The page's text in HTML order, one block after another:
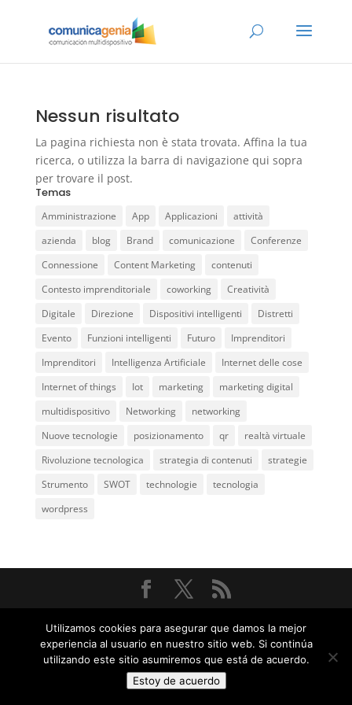
Nessun risultato
La pagina richiesta non è stata trovata. Affina la tua
ricerca, o utilizza la barra di navigazione qui sopra
per trovare il post.
Temas
Amministrazione App Applicazioni
attività
azienda
blog Brand comunicazione
Conferenze
Connessione
Content Marketing
contenuti
Contesto imprenditoriale
coworking
Creatività
Digitale
Direzione Dispositivi intelligenti
Distretti
Evento
Funzioni intelligenti Futuro
Imprenditori
Imprenditori
Intelligenza Artificiale
Internet delle cose
Internet of things
Iot marketing
marketing digital
multidispositivo
Networking
networking
Nuove tecnologie
posizionamento qr
realtà virtuale
Rivoluzione tecnologica
strategia di contenuti
strategie
Strumento
SWOT technologie
tecnologia
wordpress
web|Privacidad y aviso legal
Utilizamos cookies para asegurar que damos la mejor
experiencia al usuario en nuestro sitio web. Si continúa
utilizando este sitio asumiremos que está de acuerdo.
Estoy de acuerdo